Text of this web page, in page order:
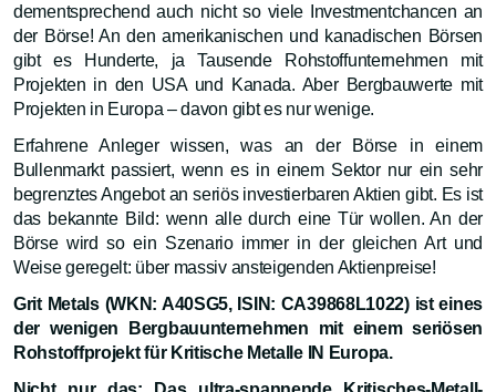
dementsprechend auch nicht so viele Investmentchancen an
der Börse! An den amerikanischen und kanadischen Börsen
gibt es Hunderte, ja Tausende Rohstoffunternehmen mit
Projekten in den USA und Kanada. Aber Bergbauwerte mit
Projekten in Europa – davon gibt es nur wenige.
Erfahrene Anleger wissen, was an der Börse in einem
Bullenmarkt passiert, wenn es in einem Sektor nur ein sehr
begrenztes Angebot an seriös investierbaren Aktien gibt. Es ist
das bekannte Bild: wenn alle durch eine Tür wollen. An der
Börse wird so ein Szenario immer in der gleichen Art und
Weise geregelt: über massiv ansteigenden Aktienpreise!
Grit Metals (WKN: A40SG5, ISIN: CA39868L1022) ist eines
der wenigen Bergbauunternehmen mit einem seriösen
Rohstoffprojekt für Kritische Metalle IN Europa.